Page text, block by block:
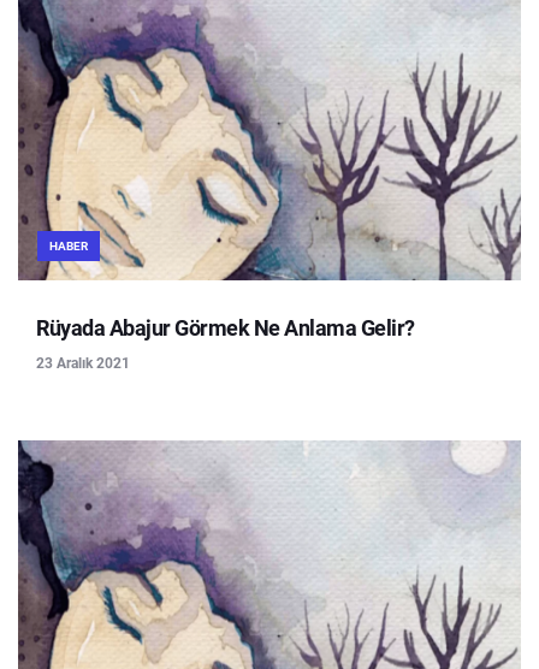
HABER
Rüyada Abajur Görmek Ne Anlama Gelir?
23 Aralık 2021